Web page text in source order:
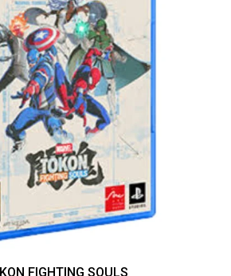
FIGHTING SOULS